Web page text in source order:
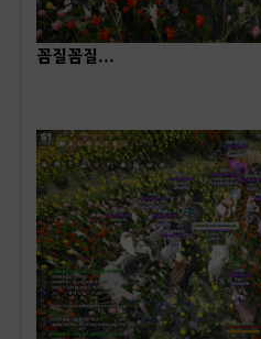
꼼질꼼질...